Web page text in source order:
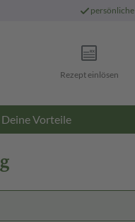
persönliche
Rezept einlösen
Deine Vorteile